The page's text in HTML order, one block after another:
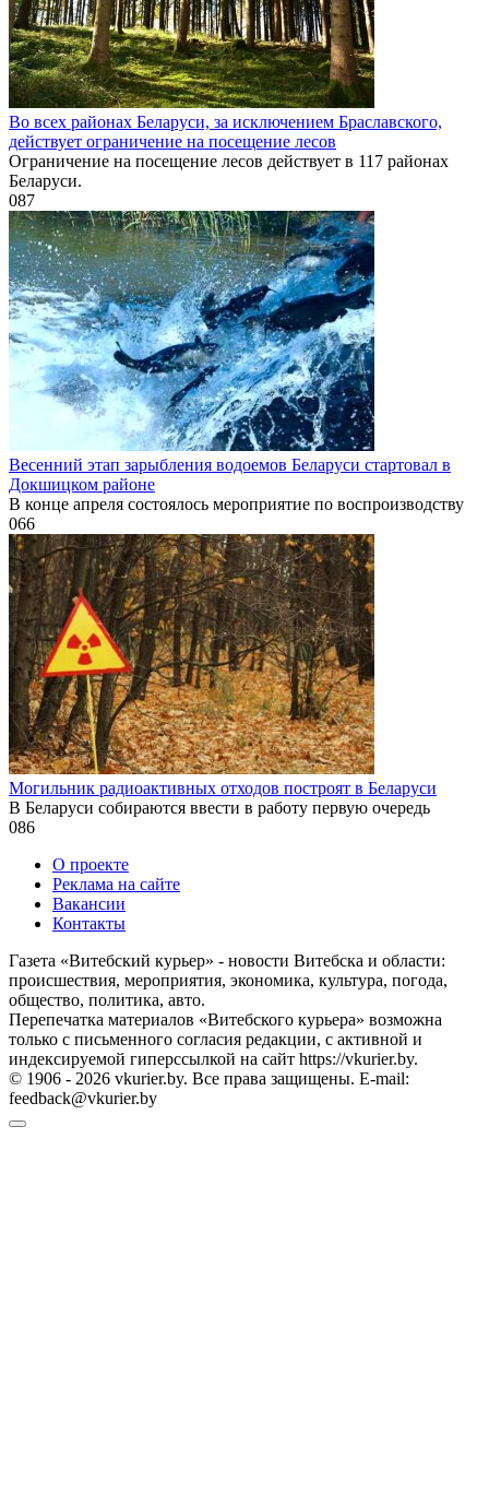
Во всех районах Беларуси, за исключением Браславского,
действует ограничение на посещение лесов
Ограничение на посещение лесов действует в 117 районах
Беларуси.
087
Весенний этап зарыбления водоемов Беларуси стартовал в
Докшицком районе
В конце апреля состоялось мероприятие по воспроизводству
066
Могильник радиоактивных отходов построят в Беларуси
В Беларуси собираются ввести в работу первую очередь
086
О проекте
Реклама на сайте
Вакансии
Контакты
Газета «Витебский курьер» - новости Витебска и области:
происшествия, мероприятия, экономика, культура, погода,
общество, политика, авто.
Перепечатка материалов «Витебского курьера» возможна
только с письменного согласия редакции, с активной и
индексируемой гиперссылкой на сайт https://vkurier.by.
© 1906 - 2026 vkurier.by. Все права защищены. E-mail:
feedback@vkurier.by